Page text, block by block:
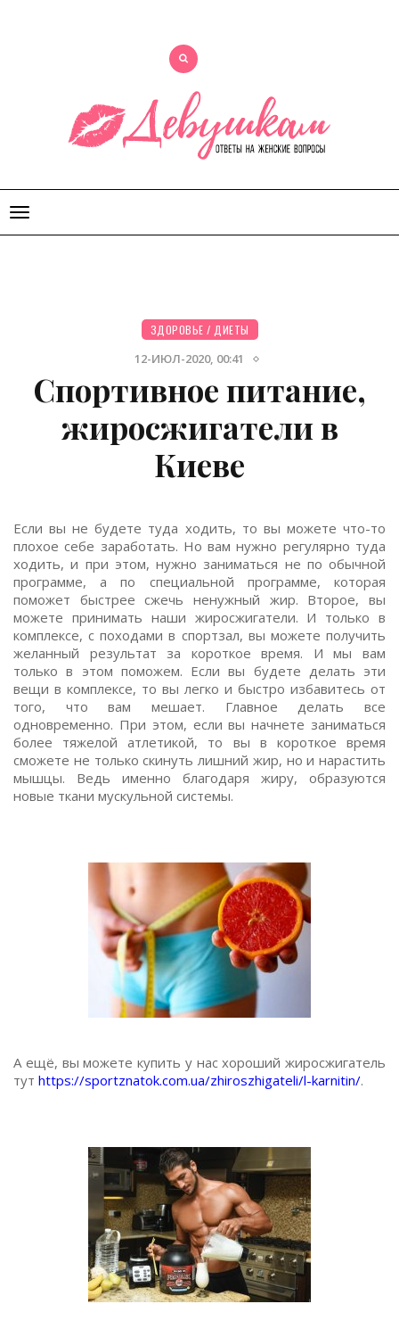
Открыть
меню
ЗДОРОВЬЕ / ДИЕТЫ
12-ИЮЛ-2020, 00:41
Спортивное питание,
жиросжигатели в
Киеве
Если вы не будете туда ходить, то вы можете что-то
плохое себе заработать. Но вам нужно регулярно туда
ходить, и при этом, нужно заниматься не по обычной
программе, а по специальной программе, которая
поможет быстрее сжечь ненужный жир. Второе, вы
можете принимать наши жиросжигатели. И только в
комплексе, с походами в спортзал, вы можете получить
желанный результат за короткое время. И мы вам
только в этом поможем. Если вы будете делать эти
вещи в комплексе, то вы легко и быстро избавитесь от
того, что вам мешает. Главное делать все
одновременно. При этом, если вы начнете заниматься
более тяжелой атлетикой, то вы в короткое время
сможете не только скинуть лишний жир, но и нарастить
мышцы. Ведь именно благодаря жиру, образуются
новые ткани мускульной системы.
А ещё, вы можете купить у нас хороший жиросжигатель
тут https://sportznatok.com.ua/zhiroszhigateli/l-karnitin/.